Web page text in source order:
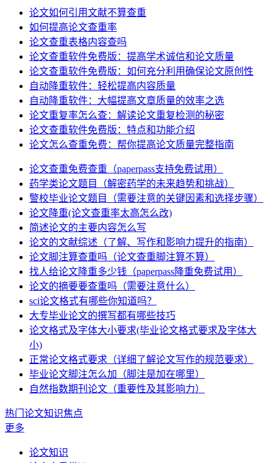
论文如何引用文献不算查重
如何提高论文查重率
论文查重表格内容查吗
论文查重软件免费版：提高学术诚信和论文质量
论文查重软件免费版：如何充分利用确保论文原创性
自动降重软件：轻松提高内容质量
自动降重软件：大幅提高文章质量的效率之选
论文重复率怎么查：解读论文重复检测的秘密
论文查重软件免费版：特点和功能介绍
论文怎么查重免费：帮你提高论文质量完整指南
论文查重免费查重（paperpass支持免费试用）
药学类论文题目（解密药学的未来趋势和挑战）
警校毕业论文题目（需要注意的关键因素和选择步骤）
论文降重(论文查重率太高怎么改)
简述论文的主要内容怎么写
论文的文献综述（了解、写作和影响力提升的指南）
论文脚注算查重吗（论文查重脚注算不算）
找人给论文降重多少钱（paperpass降重免费试用）
论文的摘要要查重吗（需要注意什么）
sci论文格式有哪些你知道吗？
大专毕业论文的撰写都有哪些技巧
论文格式及字体大小要求(毕业论文格式要求及字体大
小)
正常论文格式要求（详细了解论文写作的规范要求）
毕业论文脚注怎么加（脚注是加在哪里）
自然指数期刊论文（重要性及其影响力）
热门论文知识焦点
更多
论文知识